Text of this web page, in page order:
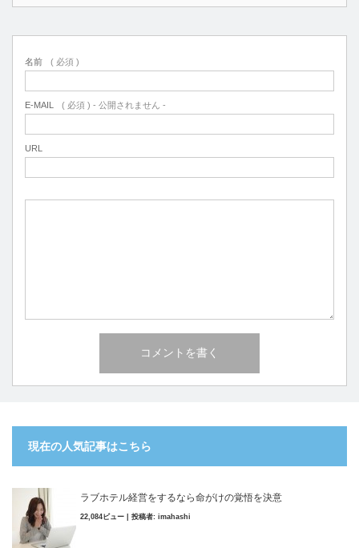
名前 ( 必須 )
E-MAIL ( 必須 ) - 公開されません -
URL
現在の人気記事はこちら
ラブホテル経営をするなら命がけの覚悟を決意
22,084ビュー 投稿者: imahashi